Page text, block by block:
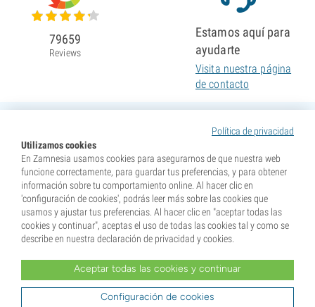
Política de privacidad
Utilizamos cookies
En Zamnesia usamos cookies para asegurarnos de que nuestra web
funcione correctamente, para guardar tus preferencias, y para obtener
información sobre tu comportamiento online. Al hacer clic en
'configuración de cookies', podrás leer más sobre las cookies que
usamos y ajustar tus preferencias. Al hacer clic en "aceptar todas las
cookies y continuar", aceptas el uso de todas las cookies tal y como se
describe en nuestra declaración de privacidad y cookies.
Aceptar todas las cookies y continuar
Configuración de cookies
79659
Reviews
Estamos aquí para
ayudarte
Visita nuestra página
de contacto
* Nuestras semillas se venden como suvenires. La germinación de semillas es ilegal en muchos
tu lugar de residencia y que conoces las normativas locales. También eximes de toda responsabilidad a
Zamnesia si actúas al margen de ellas.